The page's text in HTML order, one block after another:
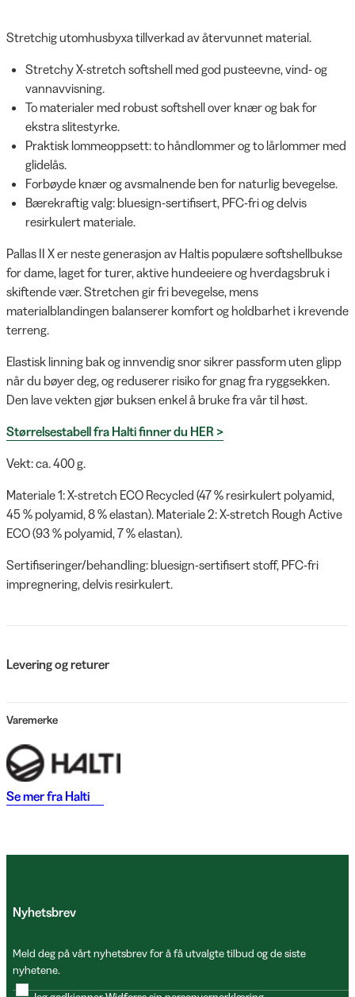
Stretchig utomhusbyxa tillverkad av återvunnet material.
Stretchy X-stretch softshell med god pusteevne, vind- og
vannavvisning.
To materialer med robust softshell over knær og bak for
ekstra slitestyrke.
Praktisk lommeoppsett: to håndlommer og to lårlommer med
glidelås.
Forbøyde knær og avsmalnende ben for naturlig bevegelse.
Bærekraftig valg: bluesign-sertifisert, PFC-fri og delvis
resirkulert materiale.
Pallas II X er neste generasjon av Haltis populære softshellbukse
for dame, laget for turer, aktive hundeeiere og hverdagsbruk i
skiftende vær. Stretchen gir fri bevegelse, mens
materialblandingen balanserer komfort og holdbarhet i krevende
terreng.
Elastisk linning bak og innvendig snor sikrer passform uten glipp
når du bøyer deg, og reduserer risiko for gnag fra ryggsekken.
Den lave vekten gjør buksen enkel å bruke fra vår til høst.
Størrelsestabell fra Halti finner du HER >
Vekt: ca. 400 g.
Materiale 1: X-stretch ECO Recycled (47 % resirkulert polyamid,
45 % polyamid, 8 % elastan). Materiale 2: X-stretch Rough Active
ECO (93 % polyamid, 7 % elastan).
Sertifiseringer/behandling: bluesign-sertifisert stoff, PFC-fri
impregnering, delvis resirkulert.
Levering og returer
Varemerke
Se mer fra Halti
Nyhetsbrev
Meld deg på vårt nyhetsbrev for å få utvalgte tilbud og de siste
nyhetene.